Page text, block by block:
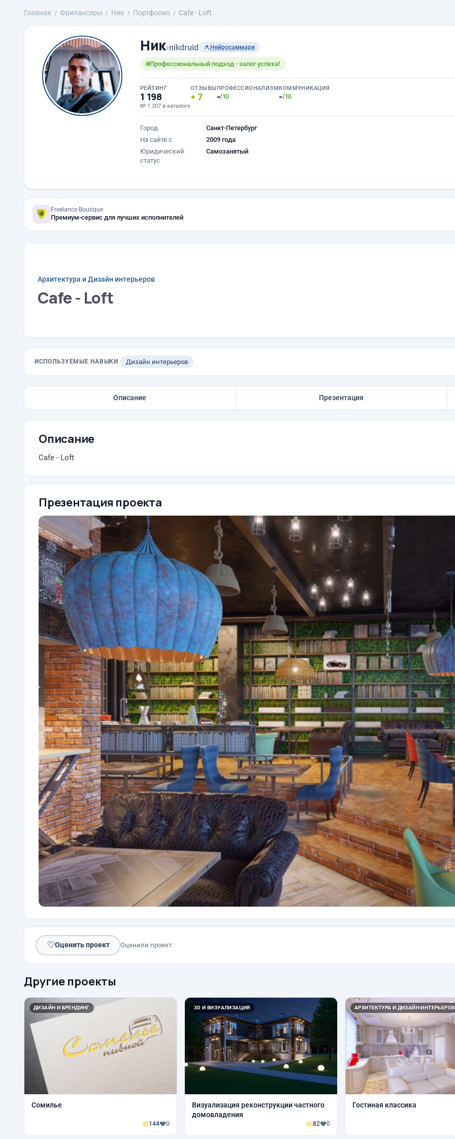
Главная Фрилансеры Ник Портфолио Cafe - Loft
Ник›nikdruid Нейросаммари
Профессиональный подход - залог успеха!
РЕЙТИНГ
1 198
№ 1 207 в каталоге
ОТЗЫВЫ
7
ПРОФЕССИОНАЛИЗМ
-/10
КОММУНИКАЦИЯ
-/10
Город
Санкт-Петербург
На сайте с
2009 года
Юридический
статус
Самозанятый
Freelance.Boutique
Премиум-сервис для лучших исполнителей
Архитектура и Дизайн интерьеров
Cafe - Loft
ИСПОЛЬЗУЕМЫЕ НАВЫКИ Дизайн интерьеров
Описание Презентация
Описание
Cafe - Loft
Презентация проекта
♡Оценить проект Оценили проект:
Другие проекты
ДИЗАЙН И БРЕНДИНГ
Сомилье
144 0
3D И ВИЗУАЛИЗАЦИЯ
Визуализация реконструкции частного
домовладения
82 0
АРХИТЕКТУРА И ДИЗАЙН ИНТЕРЬЕРОВ
Гостиная классика